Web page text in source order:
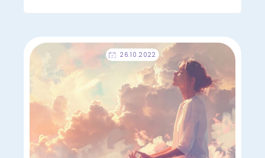
26.10.2022